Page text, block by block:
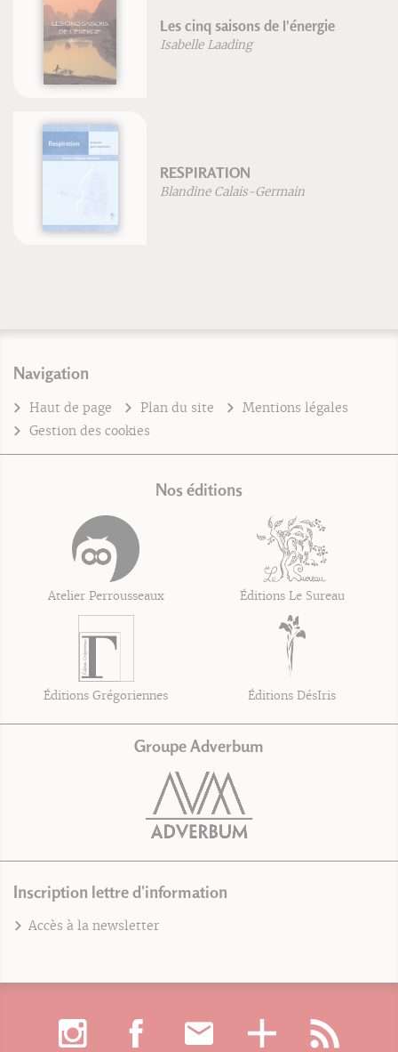
Les cinq saisons de l'énergie
Isabelle Laading
RESPIRATION
Blandine Calais-Germain
Navigation
Haut de page Plan du site
Mentions légales
Gestion des cookies
Nos éditions
Atelier Perrousseaux Éditions Le Sureau
Éditions Grégoriennes Éditions DésIris
Groupe Adverbum
Inscription lettre d'information
Accès à la newsletter